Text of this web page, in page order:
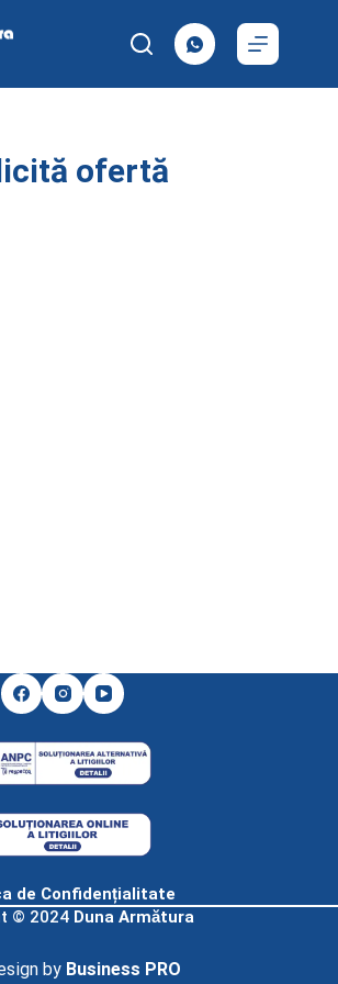
ofertă
de Confidențialitate
© 2024 Duna Armătura
by Business PRO